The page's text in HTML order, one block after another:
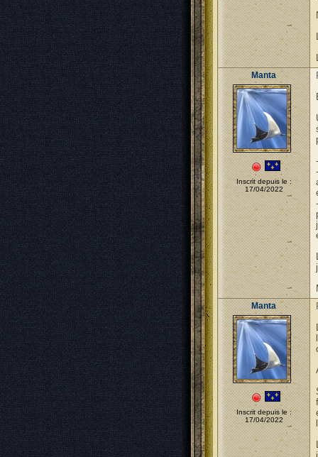
Manta
Inscrit depuis le :
17/04/2022
Manta
Inscrit depuis le :
17/04/2022